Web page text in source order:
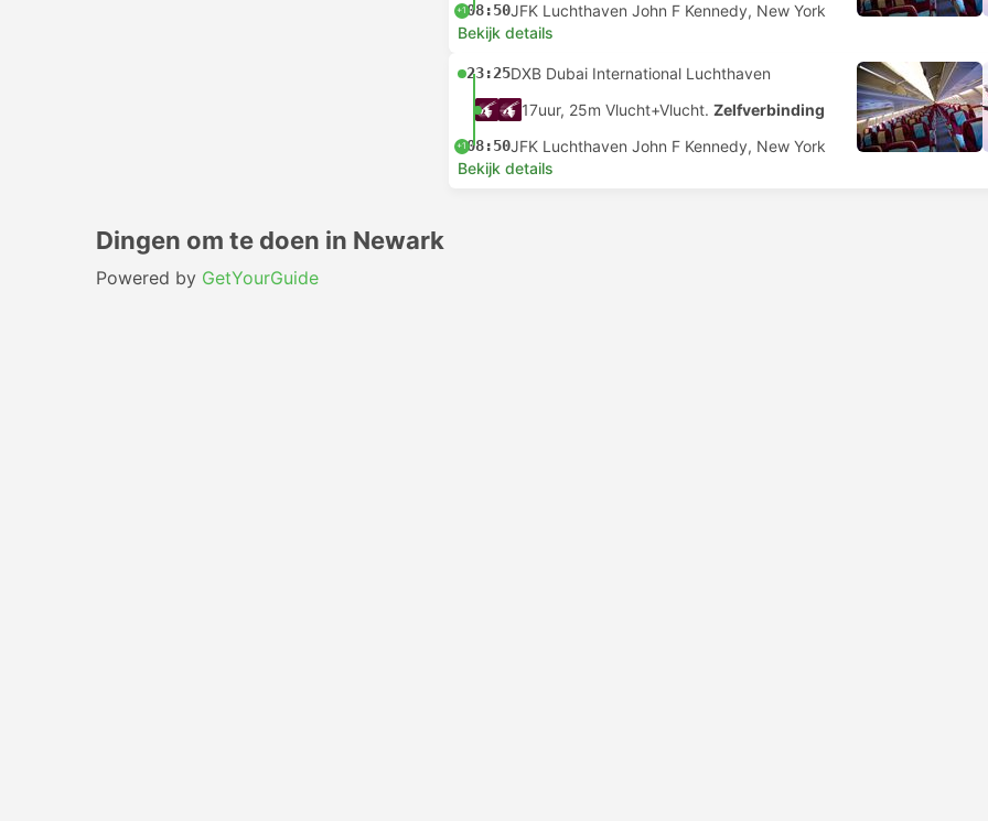
+108:50JFK Luchthaven John F Kennedy, New York
Bekijk details
23:25DXB Dubai International Luchthaven
17uur, 25m Vlucht+Vlucht. Zelfverbinding
+108:50JFK Luchthaven John F Kennedy, New York
Bekijk details
Dingen om te doen in Newark
Powered by GetYourGuide